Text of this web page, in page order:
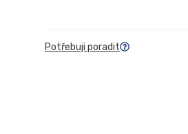
Potřebuji poradit